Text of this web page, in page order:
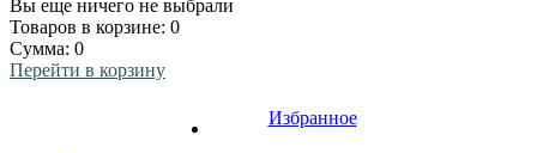
Вы еще ничего не выбрали
Товаров в корзине: 0
Сумма: 0
Перейти в корзину
Избранное